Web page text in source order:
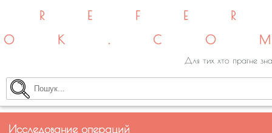
Для тих хто прагне
Исследование операций